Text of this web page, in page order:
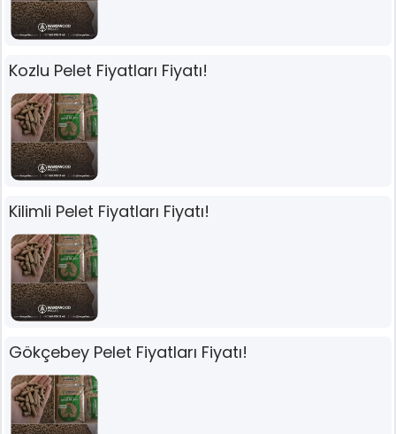
Kozlu Pelet Fiyatları Fiyatı!
Kilimli Pelet Fiyatları Fiyatı!
Gökçebey Pelet Fiyatları Fiyatı!